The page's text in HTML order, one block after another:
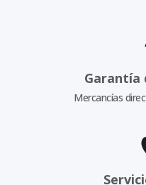
Garantía
Mercancías